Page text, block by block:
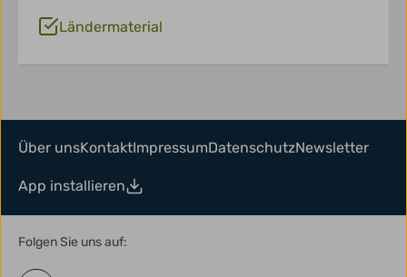
Ländermaterial
Über unsKontaktImpressumDatenschutzNewsletter
App installieren
Folgen Sie uns auf: